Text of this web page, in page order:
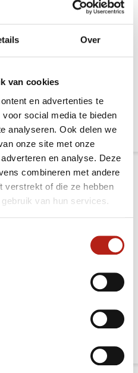
Over
van cookies
en advertenties te
social media te bieden
analyseren. Ook delen we
onze site met onze
en analyse. Deze
combineren met andere
verstrekt of die ze hebben
van hun services.
559,-469,-
met foam - gemiddeld - M